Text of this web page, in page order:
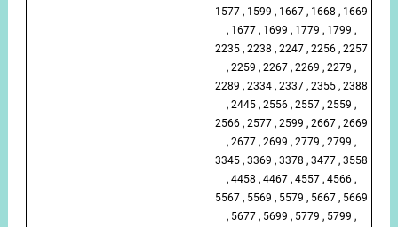
1577 , 1599 , 1667 , 1668 , 1669
, 1677 , 1699 , 1779 , 1799 ,
2235 , 2238 , 2247 , 2256 , 2257
, 2259 , 2267 , 2269 , 2279 ,
2289 , 2334 , 2337 , 2355 , 2388
, 2445 , 2556 , 2557 , 2559 ,
2566 , 2577 , 2599 , 2667 , 2669
, 2677 , 2699 , 2779 , 2799 ,
3345 , 3369 , 3378 , 3477 , 3558
, 4458 , 4467 , 4557 , 4566 ,
5567 , 5569 , 5579 , 5667 , 5669
, 5677 , 5699 , 5779 , 5799 ,